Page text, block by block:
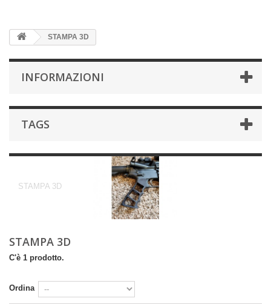
STAMPA 3D
INFORMAZIONI
TAGS
STAMPA 3D
STAMPA 3D
C'è 1 prodotto.
Ordina